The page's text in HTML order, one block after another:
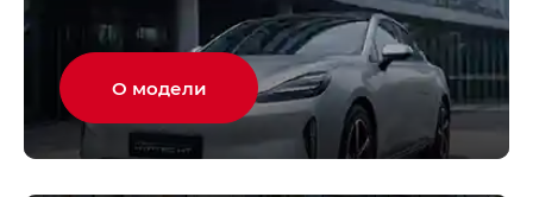
О модели